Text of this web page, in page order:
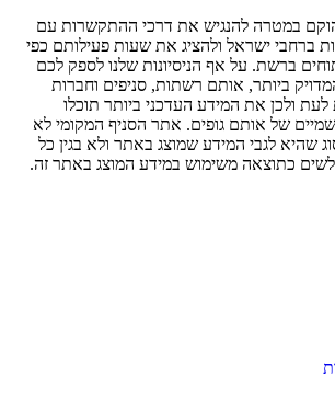
במטרה להנגיש את דרכי ההתקשרות עם
ברחבי ישראל ולהציג את שעות פעילותם כפי
ברשת. על אף הניסיונות שלנו לספק לכם
ביותר, אותם רשתות, סניפים וחברות
ולכן את המידע העדכני ביותר תוכלו
של אותם גופים. אתר הסניף המקומי לא
שהיא לגבי המידע שמוצג באתר ולא בגין כל
כתוצאה משימוש במידע המוצג באתר זה.